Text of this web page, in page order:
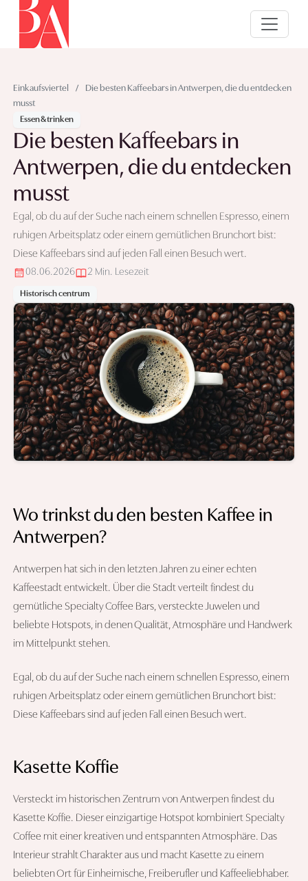
Einkaufsviertel /
Die besten Kaffeebars in Antwerpen, die du entdecken
musst
Essen & trinken
Die besten Kaffeebars in
Antwerpen, die du entdecken
musst
Egal, ob du auf der Suche nach einem schnellen Espresso, einem
ruhigen Arbeitsplatz oder einem gemütlichen Brunchort bist:
Diese Kaffeebars sind auf jeden Fall einen Besuch wert.
08.06.2026
2 Min. Lesezeit
Historisch centrum
Wo trinkst du den besten Kaffee in
Antwerpen?
Antwerpen hat sich in den letzten Jahren zu einer echten
Kaffeestadt entwickelt. Über die Stadt verteilt findest du
gemütliche Specialty Coffee Bars, versteckte Juwelen und
beliebte Hotspots, in denen Qualität, Atmosphäre und Handwerk
im Mittelpunkt stehen.
Egal, ob du auf der Suche nach einem schnellen Espresso, einem
ruhigen Arbeitsplatz oder einem gemütlichen Brunchort bist:
Diese Kaffeebars sind auf jeden Fall einen Besuch wert.
Kasette Koffie
Versteckt im historischen Zentrum von Antwerpen findest du
Kasette Koffie. Dieser einzigartige Hotspot kombiniert Specialty
Coffee mit einer kreativen und entspannten Atmosphäre. Das
Interieur strahlt Charakter aus und macht Kasette zu einem
beliebten Ort für Einheimische, Freiberufler und Kaffeeliebhaber.